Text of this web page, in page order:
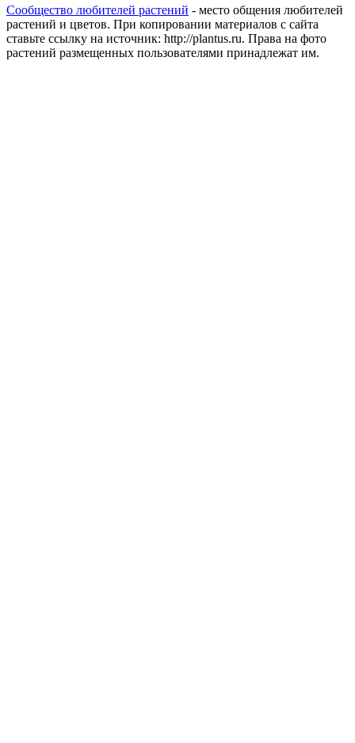
Сообщество любителей растений - место общения любителей
растений и цветов. При копировании материалов с сайта
ставьте ссылку на источник: http://plantus.ru. Права на фото
растений размещенных пользователями принадлежат им.